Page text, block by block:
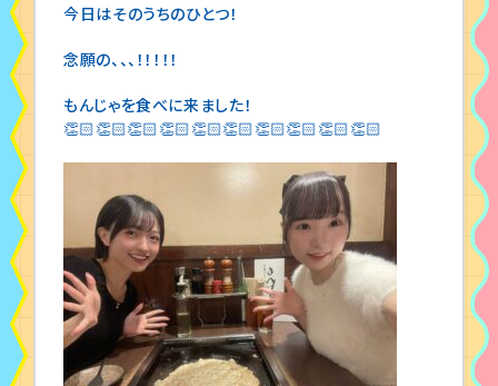
今日はそのうちのひとつ！
念願の、、、！！！！！
もんじゃを食べに来ました！
👏🏻👏🏻👏🏻👏🏻👏🏻👏🏻👏🏻👏🏻👏🏻👏🏻